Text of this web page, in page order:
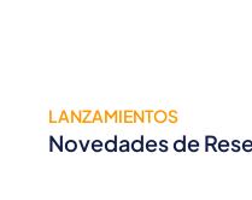
LANZAMIENTOS
Novedades de